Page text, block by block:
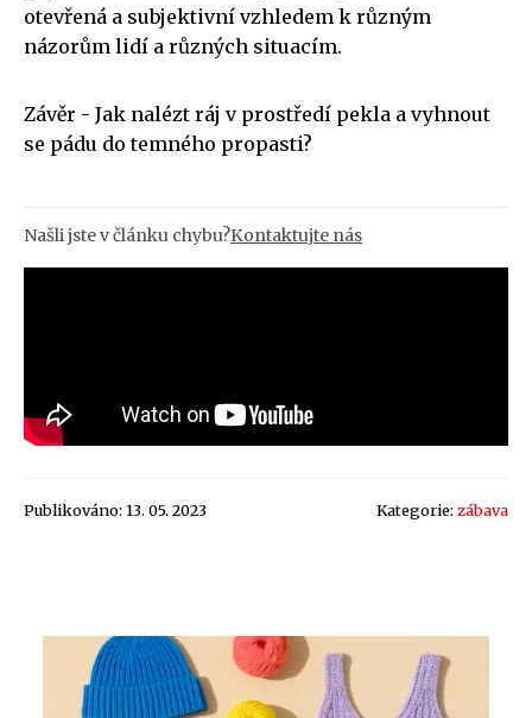
otevřená a subjektivní vzhledem k různým
názorům lidí a různých situacím.
Závěr - Jak nalézt ráj v prostředí pekla a vyhnout
se pádu do temného propasti?
Našli jste v článku chybu?Kontaktujte nás
Publikováno: 13. 05. 2023 Kategorie: zábava